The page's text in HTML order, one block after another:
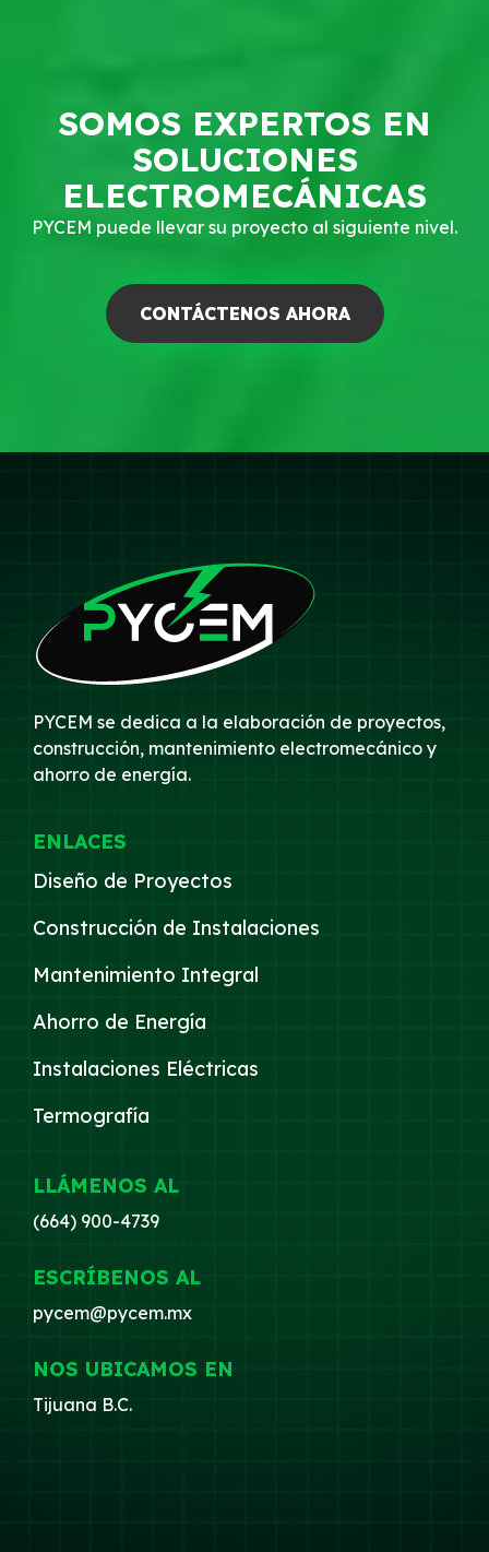
SOMOS EXPERTOS EN
SOLUCIONES
ELECTROMECÁNICAS
PYCEM puede llevar su proyecto al siguiente nivel.
CONTÁCTENOS AHORA
PYCEM se dedica a la elaboración de proyectos,
construcción, mantenimiento electromecánico y
ahorro de energía.
ENLACES
Diseño de Proyectos
Construcción de Instalaciones
Mantenimiento Integral
Ahorro de Energía
Instalaciones Eléctricas
Termografía
LLÁMENOS AL
(664) 900-4739
ESCRÍBENOS AL
pycem@pycem.mx
NOS UBICAMOS EN
Tijuana B.C.